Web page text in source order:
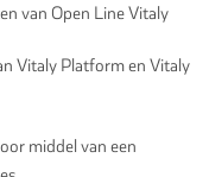
van Open Line Vitaly
Vitaly Platform en Vitaly
middel van een